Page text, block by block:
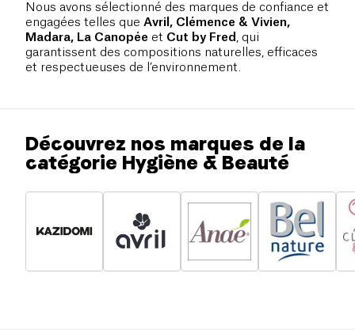
Nous avons sélectionné des marques de confiance et
engagées telles que Avril, Clémence & Vivien,
Madara, La Canopée et Cut by Fred
, qui
garantissent des compositions naturelles, efficaces
et respectueuses de l’environnement.
Découvrez nos marques de la
catégorie Hygiène & Beauté